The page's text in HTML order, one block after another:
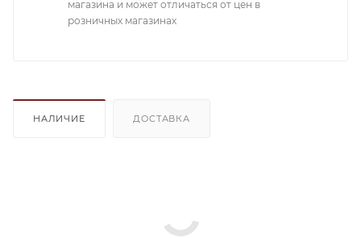
магазина и может отличаться от цен в
розничных магазинах
НАЛИЧИЕ ДОСТАВКА